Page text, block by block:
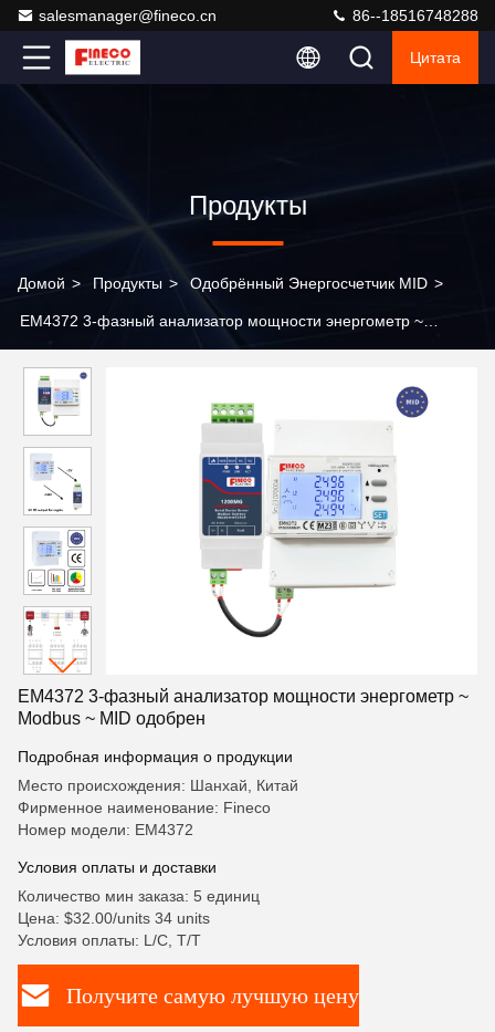
salesmanager@fineco.cn 86--18516748288
Цитата
Продукты
Домой > Продукты > Одобрённый Энергосчетчик MID >
EM4372 3-фазный анализатор мощности энергометр ~
EM4372 3-фазный анализатор мощности энергометр ~
Modbus ~ MID одобрен
Подробная информация о продукции
Место происхождения: Шанхай, Китай
Фирменное наименование: Fineco
Номер модели: EM4372
Условия оплаты и доставки
Количество мин заказа: 5 единиц
Цена: $32.00/units 34 units
Условия оплаты: L/C, T/T
Получите самую лучшую цену